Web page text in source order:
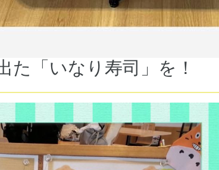
た「いなり寿司」を！